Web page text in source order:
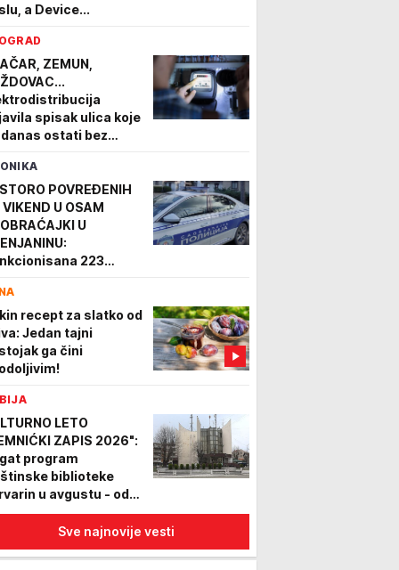
a Device...
ZEMUN,
spisak ulica koje
ostati bez
na Rakovici
POVREĐENIH
VIKEND U OSAM
U
223
vozača, kao i troje
recept za slatko od
Jedan tajni
ga čini
LETO
ZAPIS 2026":
program
biblioteke
u avgustu - od
komada do rok
Sve najnovije vesti